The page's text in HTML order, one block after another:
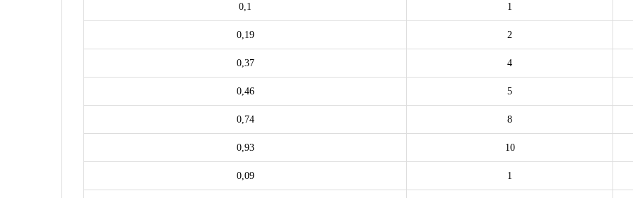
1
0,1
2
0,19
4
0,37
5
0,46
8
0,74
10
0,93
1
0,09